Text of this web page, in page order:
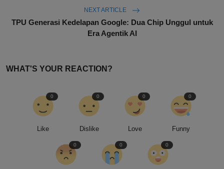
NEXT ARTICLE
TPU Generasi Kedelapan Google: Dua Chip Unggul untuk
Era Agentik AI
WHAT'S YOUR REACTION?
Like
0
Dislike
0
Love
0
Funny
0
0 0 0